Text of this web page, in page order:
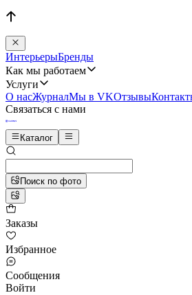
ИнтерьерыБренды
Как мы работаем
Услуги
О насЖурналМы в VKОтзывы
Связаться с нами
Каталог
Поиск по фото
Заказы
Избранное
Сообщения
Войти